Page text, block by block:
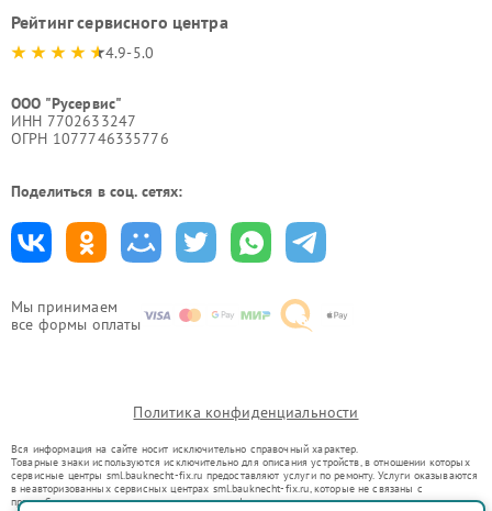
Мы принимаем
все формы оплаты
Рейтинг сервисного центра
4.9-5.0
ООО "Русервис"
ИНН 7702633247
ОГРН 1077746335776
Поделиться в соц. сетях:
Политика конфиденциальности
Вся информация на сайте носит исключительно справочный характер.
Товарные знаки используются исключительно для описания устройств, в отношении которых
сервисные центры sml.bauknecht-fix.ru предоставляют услуги по ремонту. Услуги оказываются
в неавторизованных сервисных центрах sml.bauknecht-fix.ru, которые не связаны с
правообладателями товарных знаков или их официальными представителями.